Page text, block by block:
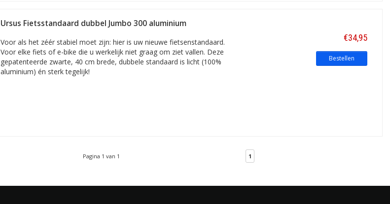
Ursus Fietsstandaard dubbel Jumbo 300 aluminium
Voor als het zéér stabiel moet zijn: hier is uw nieuwe fietsenstandaard.
Voor elke fiets of e-bike die u werkelijk niet graag om ziet vallen. Deze
gepatenteerde zwarte, 40 cm brede, dubbele standaard is licht (100%
aluminium) én sterk tegelijk!
€34,95
Bestellen
Pagina 1 van 1 1